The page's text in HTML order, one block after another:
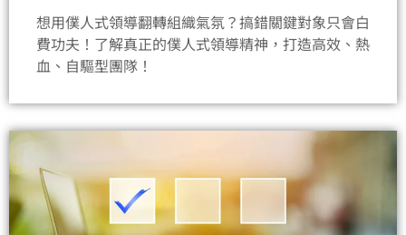
想用僕人式領導翻轉組織氣氛？搞錯關鍵對象只會白
費功夫！了解真正的僕人式領導精神，打造高效、熱
血、自驅型團隊！